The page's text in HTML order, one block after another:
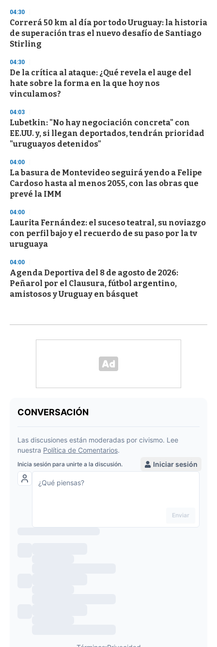
d
s
04:30
Correrá 50 km al día por todo Uruguay: la historia
de superación tras el nuevo desafío de Santiago
Stirling
04:30
De la crítica al ataque: ¿Qué revela el auge del
hate sobre la forma en la que hoy nos
vinculamos?
04:03
Lubetkin: "No hay negociación concreta" con
EE.UU. y, si llegan deportados, tendrán prioridad
"uruguayos detenidos"
04:00
La basura de Montevideo seguirá yendo a Felipe
Cardoso hasta al menos 2055, con las obras que
prevé la IMM
04:00
Laurita Fernández: el suceso teatral, su noviazgo
con perfil bajo y el recuerdo de su paso por la tv
uruguaya
04:00
Agenda Deportiva del 8 de agosto de 2026:
Peñarol por el Clausura, fútbol argentino,
amistosos y Uruguay en básquet